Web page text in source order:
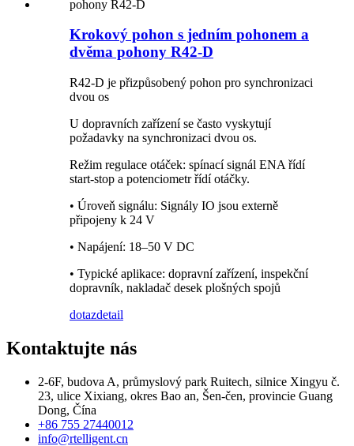
Krokový pohon s jedním pohonem a
dvěma pohony R42-D
R42-D je přizpůsobený pohon pro synchronizaci
dvou os
U dopravních zařízení se často vyskytují
požadavky na synchronizaci dvou os.
Režim regulace otáček: spínací signál ENA řídí
start-stop a potenciometr řídí otáčky.
• Úroveň signálu: Signály IO jsou externě
připojeny k 24 V
• Napájení: 18–50 V DC
• Typické aplikace: dopravní zařízení, inspekční
dopravník, nakladač desek plošných spojů
dotazdetail
Kontaktujte nás
2-6F, budova A, průmyslový park Ruitech, silnice Xingyu č.
23, ulice Xixiang, okres Bao an, Šen-čen, provincie Guang
Dong, Čína
+86 755 27440012
info@rtelligent.cn